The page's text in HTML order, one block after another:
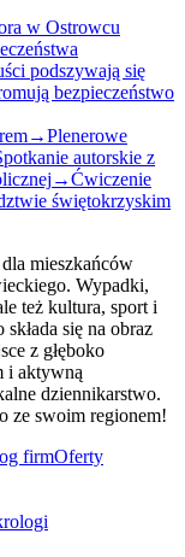
w Ostrowcu
podszywają się
bezpieczeństwo
→Plenerowe
autorskie z
→Ćwiczenie
świętokrzyskim
mieszkańców
Wypadki,
też kultura, sport i
się na obraz
z głęboko
i aktywną
dziennikarstwo.
ze swoim regionem!
firmOferty